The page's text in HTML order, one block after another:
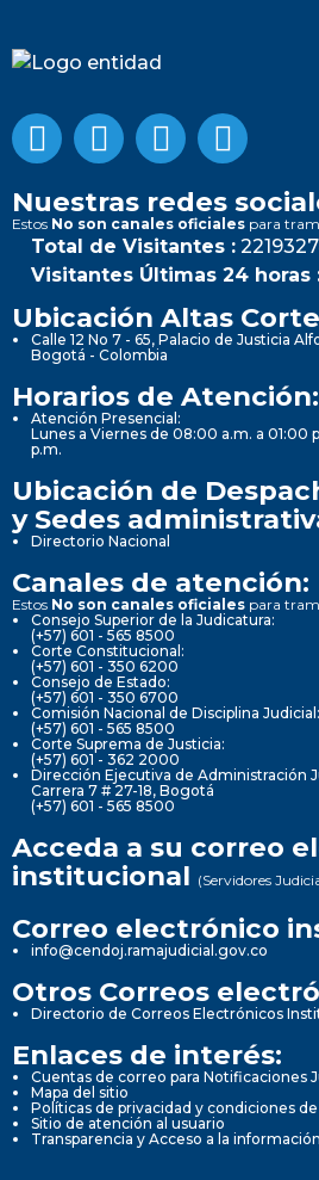
Nuestras redes
Estos No son canales oficiales para
Total de Visitantes :
Visitantes Últimas 24 horas
Ubicación Altas
Calle 12 No 7 - 65, Palacio de Justicia
Bogotá - Colombia
Horarios de Atención:
Atención Presencial:
Lunes a Viernes de 08:00 a.m. a 01:00
p.m.
Ubicación de
y Sedes
Directorio Nacional
Canales de atención:
Estos No son canales oficiales para
Consejo Superior de la Judicatura:
(+57) 601 - 565 8500
Corte Constitucional:
(+57) 601 - 350 6200
Consejo de Estado:
(+57) 601 - 350 6700
Comisión Nacional de Disciplina Judicial:
(+57) 601 - 565 8500
Corte Suprema de Justicia:
(+57) 601 - 362 2000
Dirección Ejecutiva de Administración
Carrera 7 # 27-18, Bogotá
(+57) 601 - 565 8500
Acceda a su correo
institucional (Servidores
Correo electrónico
info@cendoj.ramajudicial.gov.co
Otros Correos
Directorio de Correos Electrónicos
Enlaces de interés:
Cuentas de correo para Notificaciones
Mapa del sitio
Políticas de privacidad y condiciones
Sitio de atención al usuario
Transparencia y Acceso a la información